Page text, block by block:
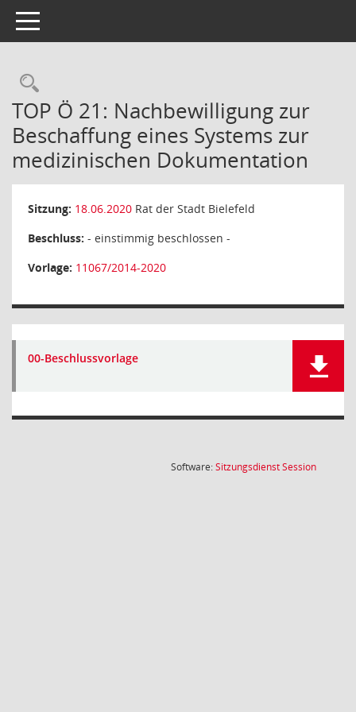
Toggle navigation
Rechercheauswahl
TOP Ö 21: Nachbewilligung zur
Beschaffung eines Systems zur
medizinischen Dokumentation
Sitzung: 18.06.2020 Rat der Stadt Bielefeld
Beschluss: - einstimmig beschlossen -
Vorlage: 11067/2014-2020
00-Beschlussvorlage
Software:SitzungsdienstSession(Wird in